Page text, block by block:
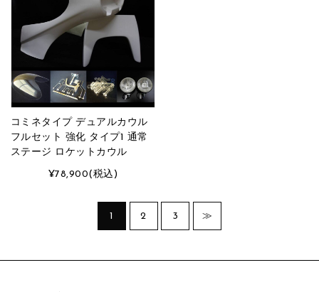
コミネタイプ デュアルカウル
フルセット 強化 タイプ1 通常
ステージ ロケットカウル
¥78,900(税込)
1 2 3 ≫